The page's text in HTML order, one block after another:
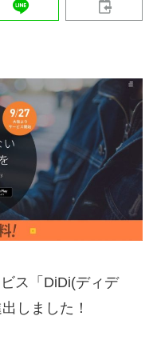
ス「DiDi(ディデ
しました！